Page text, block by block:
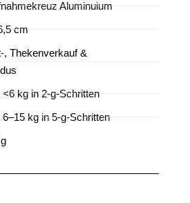
Aluminuium
cm
, Thekenverkauf &
kg in 2-g-Schritten
kg in 5-g-Schritten